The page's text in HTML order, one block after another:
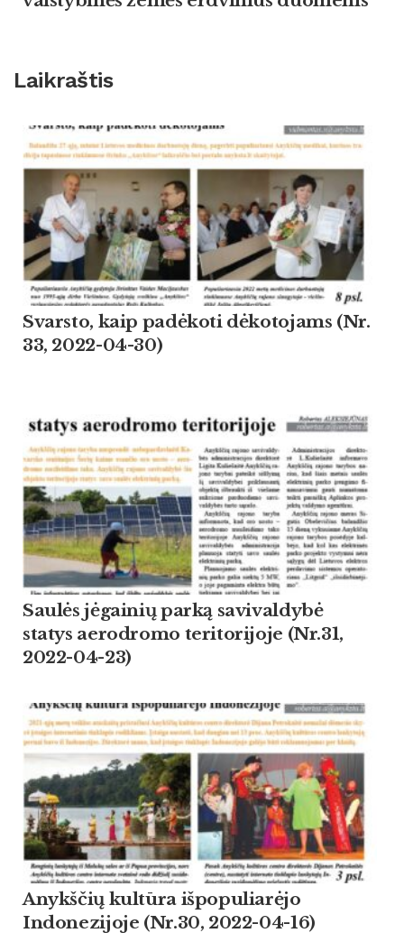
Laikraštis
Svarsto, kaip padėkoti dėkotojams (Nr.
33, 2022-04-30)
Saulės jėgainių parką savivaldybė
statys aerodromo teritorijoje (Nr.31,
2022-04-23)
Anykščių kultūra išpopuliarėjo
Indonezijoje (Nr.30, 2022-04-16)